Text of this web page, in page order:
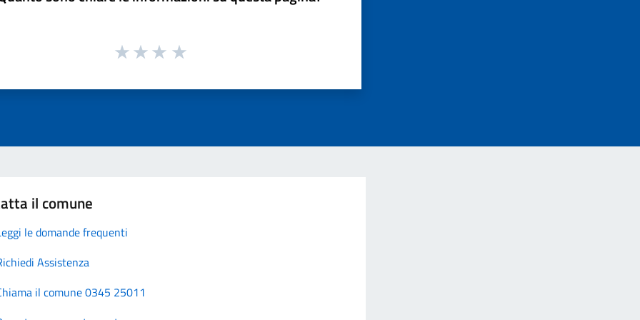
il comune
le domande frequenti
Assistenza
il comune 0345 25011